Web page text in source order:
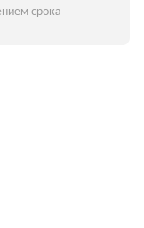
срока